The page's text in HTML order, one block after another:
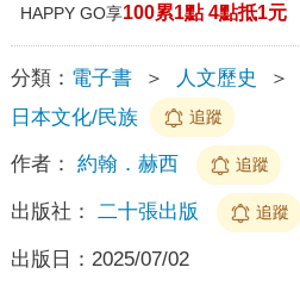
HAPPY GO享100累1點 4點抵1元
分類： 電子書 ＞ 人文歷史 ＞
日本文化/民族
追蹤
作者： 約翰．赫西 追蹤
出版社： 二十張出版 追蹤
出版日： 2025/07/02